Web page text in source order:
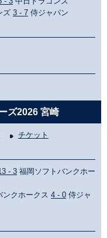
ズ 3 - 7 侍ジャパン
ズ2026 宮崎
チケット
- 3 福岡ソフトバンクホー
クホークス 4 - 0 侍ジャ